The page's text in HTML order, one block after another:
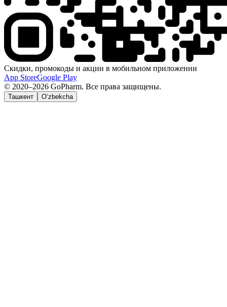
Скидки, промокоды и акции в мобильном приложении
App StoreGoogle Play
© 2020–2026 GoPharm. Все права защищены.
Ташкент O‘zbekcha